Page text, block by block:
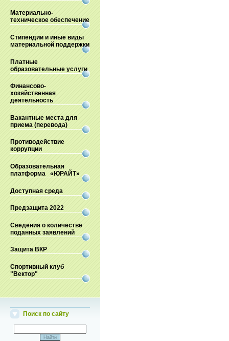
Материально-
техническое обеспечение
Стипендии и иные виды
материальной поддержки
Платные
образовательные услуги
Финансово-
хозяйственная
деятельность
Вакантные места для
приема (перевода)
Противодействие
коррупции
Образовательная
платформа «ЮРАЙТ»
Доступная среда
Предзащита 2022
Сведения о количестве
поданных заявлений
Защита ВКР
Спортивный клуб
"Вектор"
Поиск по сайту